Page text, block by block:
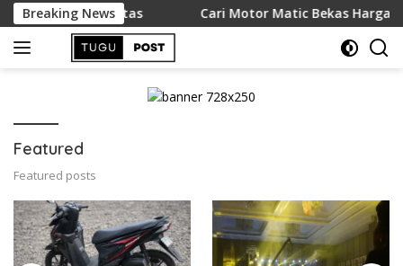
Skip
to
content
Breaking News
Berkualitas Cari Motor Matic Bekas Harga
Featured
Featured posts